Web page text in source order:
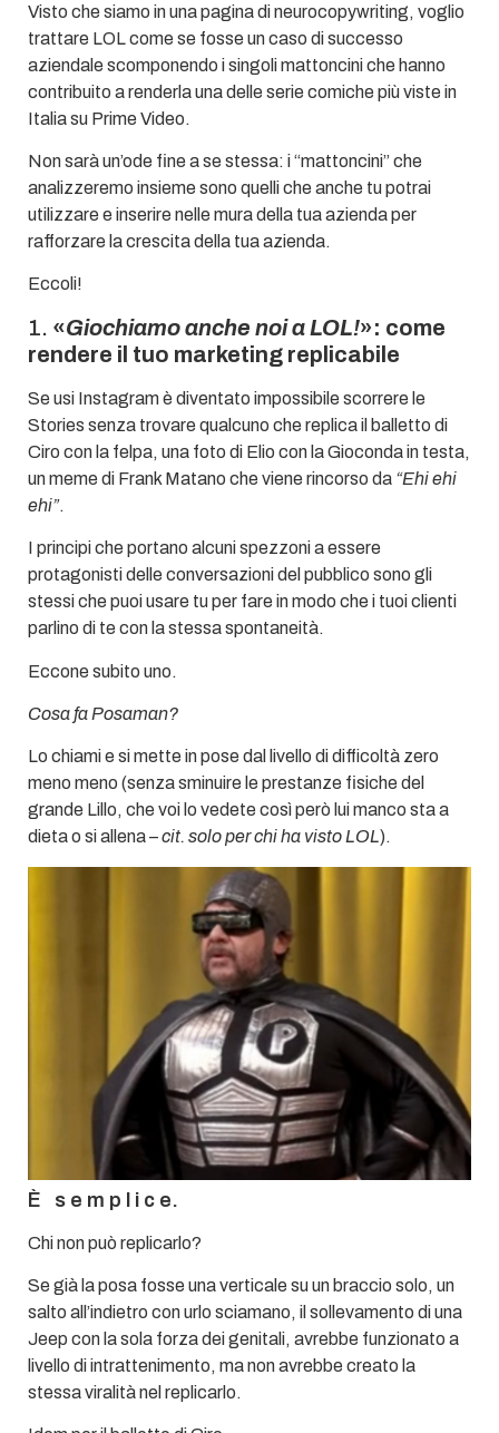
Visto che siamo in una pagina di neurocopywriting, voglio
trattare LOL come se fosse un caso di successo
aziendale scomponendo i singoli mattoncini che hanno
contribuito a renderla una delle serie comiche più viste in
Italia su Prime Video.
Non sarà un’ode fine a se stessa: i “mattoncini” che
analizzeremo insieme sono quelli che anche tu potrai
utilizzare e inserire nelle mura della tua azienda per
rafforzare la crescita della tua azienda.
Eccoli!
1. «Giochiamo anche noi a LOL!»: come
rendere il tuo marketing replicabile
Se usi Instagram è diventato impossibile scorrere le
Stories senza trovare qualcuno che replica il balletto di
Ciro con la felpa, una foto di Elio con la Gioconda in testa,
un meme di Frank Matano che viene rincorso da “Ehi ehi
ehi”.
I principi che portano alcuni spezzoni a essere
protagonisti delle conversazioni del pubblico sono gli
stessi che puoi usare tu per fare in modo che i tuoi clienti
parlino di te con la stessa spontaneità.
Eccone subito uno.
Cosa fa Posaman?
Lo chiami e si mette in pose dal livello di difficoltà zero
meno meno (senza sminuire le prestanze fisiche del
grande Lillo, che voi lo vedete così però lui manco sta a
dieta o si allena –cit. solo per chi ha visto LOL).
È s e m p l i c e.
Chi non può replicarlo?
Se già la posa fosse una verticale su un braccio solo, un
salto all’indietro con urlo sciamano, il sollevamento di una
Jeep con la sola forza dei genitali, avrebbe funzionato a
livello di intrattenimento, ma non avrebbe creato la
stessa viralità nel replicarlo.